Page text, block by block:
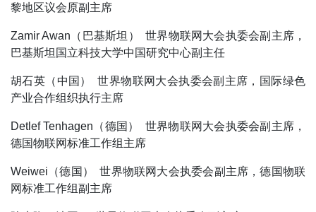
黎地区议会原副主席
Zamir Awan（巴基斯坦） 世界物联网大会执委会副主席，
巴基斯坦国立科技大学中国研究中心副主任
胡石英（中国） 世界物联网大会执委会副主席，国际绿色
产业合作组织执行主席
Detlef Tenhagen（德国） 世界物联网大会执委会副主席，
德国物联网标准工作组主席
Weiwei（德国） 世界物联网大会执委会副主席，德国物联
网标准工作组副主席